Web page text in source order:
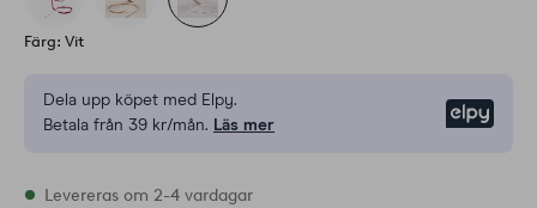
Färg: Vit
Dela upp köpet med Elpy.
Betala från 39 kr/mån. Läs mer
I lager
Levereras om 2-4 vardagar